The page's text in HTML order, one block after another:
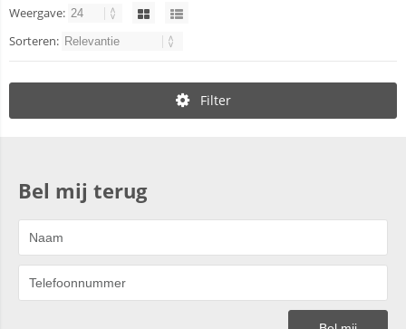
Weergave:
Sorteren:
Filter
Bel mij terug